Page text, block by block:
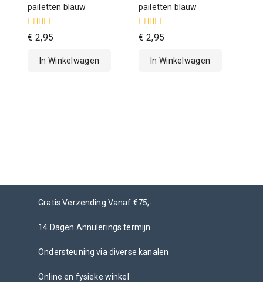
pailetten blauw
0
van
€ 2,95
In Winkelwagen
pailetten blauw
0
van
€ 2,95
In Winkelwagen
Gratis Verzending Vanaf €75,-
14 Dagen Annulerings termijn
Ondersteuning via diverse kanalen
Online en fysieke winkel